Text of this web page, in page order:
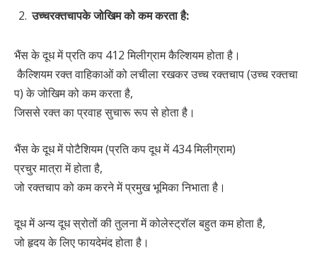
उच्चरक्तचापकेजोखिमकोकमकरताहै:
भैंस के दूध में प्रति कप 412 मिलीग्राम कैल्शियम होता है।
कैल्शियम रक्त वाहिकाओं को लचीला रखकर उच्च रक्तचाप (उच्च रक्तचा
प) के जोखिम को कम करता है,
जिससे रक्त का प्रवाह सुचारू रूप से होता है।
भैंस के दूध में पोटैशियम (प्रति कप दूध में 434 मिलीग्राम)
प्रचुर मात्रा में होता है,
जो रक्तचाप को कम करने में प्रमुख भूमिका निभाता है।
दूध में अन्य दूध स्रोतों की तुलना में कोलेस्ट्रॉल बहुत कम होता है,
जो हृदय के लिए फायदेमंद होता है।